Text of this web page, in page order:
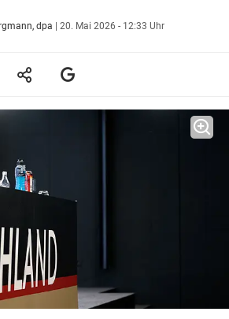
dpa | 20. Mai 2026 - 12:33 Uhr